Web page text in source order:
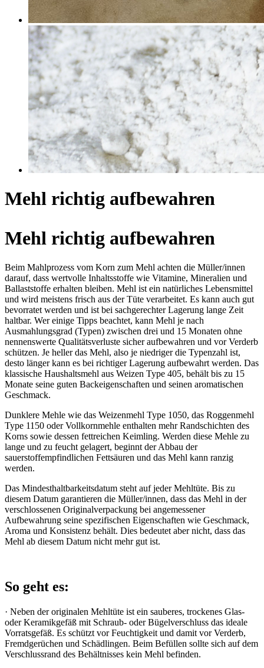
Mehl richtig aufbewahren
Mehl richtig aufbewahren
Beim Mahlprozess vom Korn zum Mehl achten die Müller/innen
darauf, dass wertvolle Inhaltsstoffe wie Vitamine, Mineralien und
Ballaststoffe erhalten bleiben. Mehl ist ein natürliches Lebensmittel
und wird meistens frisch aus der Tüte verarbeitet. Es kann auch gut
bevorratet werden und ist bei sachgerechter Lagerung lange Zeit
haltbar. Wer einige Tipps beachtet, kann Mehl je nach
Ausmahlungsgrad (Typen) zwischen drei und 15 Monaten ohne
nennenswerte Qualitätsverluste sicher aufbewahren und vor Verderb
schützen. Je heller das Mehl, also je niedriger die Typenzahl ist,
desto länger kann es bei richtiger Lagerung aufbewahrt werden. Das
klassische Haushaltsmehl aus Weizen Type 405, behält bis zu 15
Monate seine guten Backeigenschaften und seinen aromatischen
Geschmack.
Dunklere Mehle wie das Weizenmehl Type 1050, das Roggenmehl
Type 1150 oder Vollkornmehle enthalten mehr Randschichten des
Korns sowie dessen fettreichen Keimling. Werden diese Mehle zu
lange und zu feucht gelagert, beginnt der Abbau der
sauerstoffempfindlichen Fettsäuren und das Mehl kann ranzig
werden.
Das Mindesthaltbarkeitsdatum steht auf jeder Mehltüte. Bis zu
diesem Datum garantieren die Müller/innen, dass das Mehl in der
verschlossenen Originalverpackung bei angemessener
Aufbewahrung seine spezifischen Eigenschaften wie Geschmack,
Aroma und Konsistenz behält. Dies bedeutet aber nicht, dass das
Mehl ab diesem Datum nicht mehr gut ist.
So geht es:
· Neben der originalen Mehltüte ist ein sauberes, trockenes Glas-
oder Keramikgefäß mit Schraub- oder Bügelverschluss das ideale
Vorratsgefäß. Es schützt vor Feuchtigkeit und damit vor Verderb,
Fremdgerüchen und Schädlingen. Beim Befüllen sollte sich auf dem
Verschlussrand des Behältnisses kein Mehl befinden.